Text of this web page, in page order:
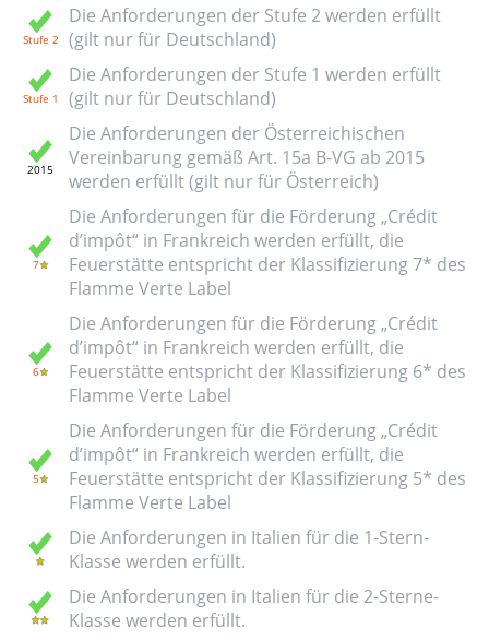
Die Anforderungen der Stufe 2 werden erfüllt
(gilt nur für Deutschland)
Die Anforderungen der Stufe 1 werden erfüllt
(gilt nur für Deutschland)
Die Anforderungen der Österreichischen
Vereinbarung gemäß Art. 15a B-VG ab 2015
werden erfüllt (gilt nur für Österreich)
Die Anforderungen für die Förderung „Crédit
d’impôt“ in Frankreich werden erfüllt, die
Feuerstätte entspricht der Klassifizierung 7* des
Flamme Verte Label
Die Anforderungen für die Förderung „Crédit
d’impôt“ in Frankreich werden erfüllt, die
Feuerstätte entspricht der Klassifizierung 6* des
Flamme Verte Label
Die Anforderungen für die Förderung „Crédit
d’impôt“ in Frankreich werden erfüllt, die
Feuerstätte entspricht der Klassifizierung 5* des
Flamme Verte Label
Die Anforderungen in Italien für die 1-Stern-
Klasse werden erfüllt.
Die Anforderungen in Italien für die 2-Sterne-
Klasse werden erfüllt.